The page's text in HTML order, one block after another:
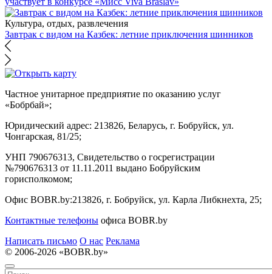
Культура, отдых, развлечения
Завтрак с видом на Казбек: летние приключения шинников
Частное унитарное предприятие по оказанию услуг
«Бобрбай»;
Юридический адрес: 213826, Беларусь, г. Бобруйск, ул.
Чонгарская, 81/25;
УНП 790676313, Свидетельство о госрегистрации
№790676313 от 11.11.2011 выдано Бобруйским
горисполкомом;
Офис BOBR.by:213826, г. Бобруйск, ул. Карла Либкнехта, 25;
Контактные телефоны офиса BOBR.by
Написать письмо О нас Реклама
© 2006-2026 «BOBR.by»